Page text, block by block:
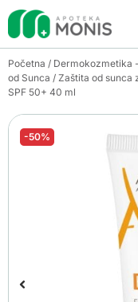
Početna / Dermokozmetika
od Sunca / Zaštita od sunca
SPF 50+ 40 ml
-50%